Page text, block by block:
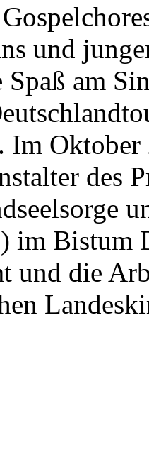
und
am
Im
des
Bistum
und die